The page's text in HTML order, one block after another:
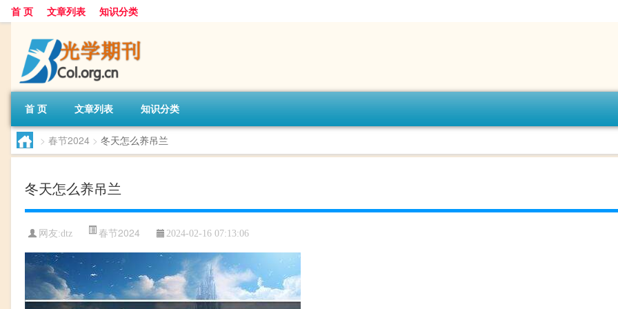
首 页 文章列表 知识分类
首 页 文章列表 知识分类
> 春节2024 > 冬天怎么养吊兰
冬天怎么养吊兰
网友:dtz 春节2024 2024-02-16 07:13:06